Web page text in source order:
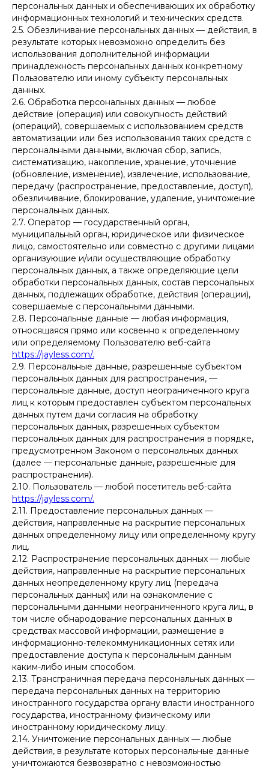
персональных данных и обеспечивающих их обработку
информационных технологий и технических средств.
2.5. Обезличивание персональных данных — действия, в
результате которых невозможно определить без
использования дополнительной информации
принадлежность персональных данных конкретному
Пользователю или иному субъекту персональных
данных.
2.6. Обработка персональных данных — любое
действие (операция) или совокупность действий
(операций), совершаемых с использованием средств
автоматизации или без использования таких средств с
персональными данными, включая сбор, запись,
систематизацию, накопление, хранение, уточнение
(обновление, изменение), извлечение, использование,
передачу (распространение, предоставление, доступ),
обезличивание, блокирование, удаление, уничтожение
персональных данных.
2.7. Оператор — государственный орган,
муниципальный орган, юридическое или физическое
лицо, самостоятельно или совместно с другими лицами
организующие и/или осуществляющие обработку
персональных данных, а также определяющие цели
обработки персональных данных, состав персональных
данных, подлежащих обработке, действия (операции),
совершаемые с персональными данными.
2.8. Персональные данные — любая информация,
относящаяся прямо или косвенно к определенному
или определяемому Пользователю веб-сайта
https://jayless.com/.
2.9. Персональные данные, разрешенные субъектом
персональных данных для распространения, —
персональные данные, доступ неограниченного круга
лиц к которым предоставлен субъектом персональных
данных путем дачи согласия на обработку
персональных данных, разрешенных субъектом
персональных данных для распространения в порядке,
предусмотренном Законом о персональных данных
(далее — персональные данные, разрешенные для
распространения).
2.10. Пользователь — любой посетитель веб-сайта
https://jayless.com/.
2.11. Предоставление персональных данных —
действия, направленные на раскрытие персональных
данных определенному лицу или определенному кругу
лиц.
2.12. Распространение персональных данных — любые
действия, направленные на раскрытие персональных
данных неопределенному кругу лиц (передача
персональных данных) или на ознакомление с
персональными данными неограниченного круга лиц, в
том числе обнародование персональных данных в
средствах массовой информации, размещение в
информационно-телекоммуникационных сетях или
предоставление доступа к персональным данным
каким-либо иным способом.
2.13. Трансграничная передача персональных данных —
передача персональных данных на территорию
иностранного государства органу власти иностранного
государства, иностранному физическому или
иностранному юридическому лицу.
2.14. Уничтожение персональных данных — любые
действия, в результате которых персональные данные
уничтожаются безвозвратно с невозможностью